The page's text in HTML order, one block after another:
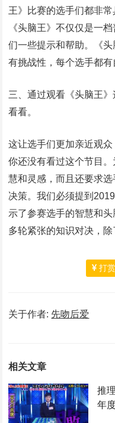
王》比赛的选手们都非
《头脑王》不仅仅是一
们一些提示和帮助。《
有挑战性，每个选手都有
三、通过观看《头脑王
看看。
这让选手们更加亲近观
你还没有看过这个节目
慧和灵感，而且还要求
决策。我们必须提到
示了参赛选手的智慧和
多轮紧张的知识对决，除
打赏
关于作者: 先吻后爱
相关文章
推
年